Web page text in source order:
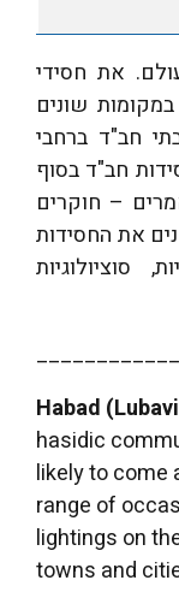
את חסידי
שונים
חב"ד ברחבי
חב"ד בסוף
המאמרים – חוקרים
את החסידות
סוציולוגיות
Habad
hasidic
likely to
range of
lightings on
towns and